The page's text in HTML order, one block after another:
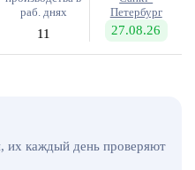
раб. днях
11
Петербург
27.08.26
каждый день проверяют